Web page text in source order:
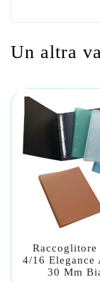
Un altra
Raccoglitore
4/16 Elegance
30 Mm